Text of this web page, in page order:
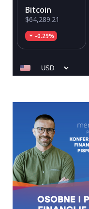
Bitcoin
$64,289.21
-0.29%